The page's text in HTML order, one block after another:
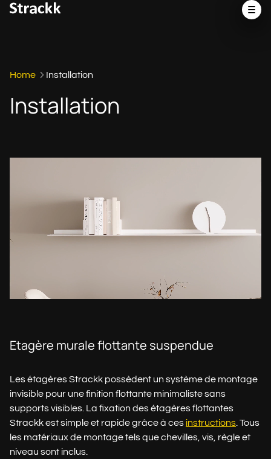
Home Installation
Installation
Etagère murale flottante suspendue
Les étagères Strackk possèdent un système de montage
invisible pour une finition flottante minimaliste sans
supports visibles. La fixation des étagères flottantes
Strackk est simple et rapide grâce à ces instructions . Tous
les matériaux de montage tels que chevilles, vis, règle et
niveau sont inclus.